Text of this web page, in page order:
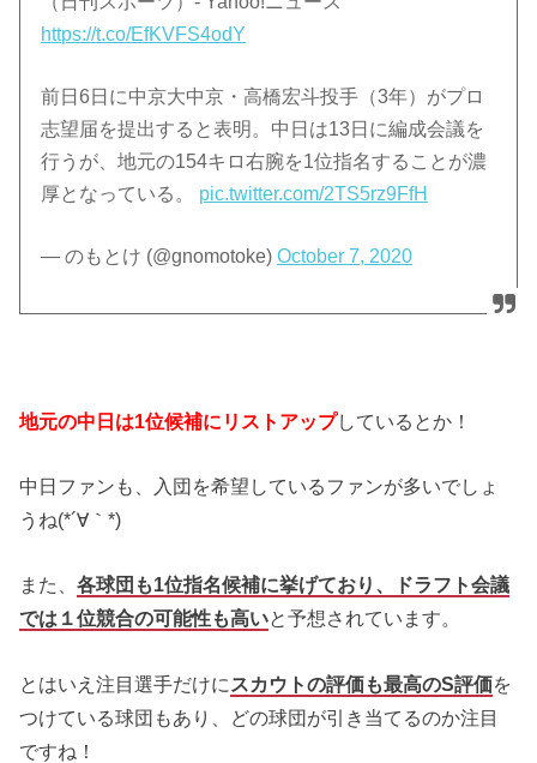
https://t.co/EfKVFS4odY
前日6日に中京大中京・高橋宏斗投手（3年）がプロ
志望届を提出すると表明。中日は13日に編成会議を
行うが、地元の154キロ右腕を1位指名することが濃
厚となっている。 pic.twitter.com/2TS5rz9FfH
— のもとけ (@gnomotoke)October 7, 2020
地元の中日は1位候補にリストアップしているとか！
中日ファンも、入団を希望しているファンが多いでしょ
うね(*´∀｀*)
また、各球団も1位指名候補に挙げており、ドラフト会議
では１位競合の可能性も高いと予想されています。
とはいえ注目選手だけに スカウトの評価も最高のS評価を
つけている球団もあり、どの球団が引き当てるのか注目
ですね！